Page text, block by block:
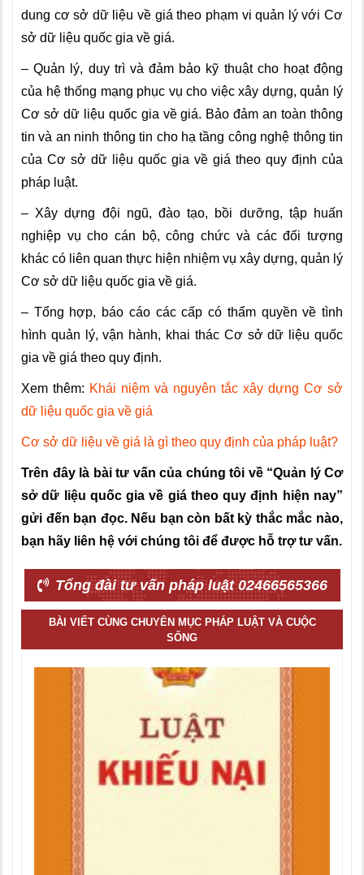
dung cơ sở dữ liệu về giá theo phạm vi quản lý với Cơ
sở dữ liệu quốc gia về giá.
–Quản lý, duy trì và đảm bảo kỹ thuật cho hoạt động
của hệ thống mạng phục vụ cho việc xây dựng, quản lý
Cơ sở dữ liệu quốc gia về giá. Bảo đảm an toàn thông
tin và an ninh thông tin cho hạ tầng công nghệ thông tin
của Cơ sở dữ liệu quốc gia về giá theo quy định của
pháp luật.
– Xây dựng đội ngũ, đào tạo, bồi dưỡng, tập huấn
nghiệp vụ cho cán bộ, công chức và các đối tượng
khác có liên quan thực hiện nhiệm vụ xây dựng, quản lý
Cơ sở dữ liệu quốc gia về giá.
– Tổng hợp, báo cáo các cấp có thẩm quyền về tình
hình quản lý, vận hành, khai thác Cơ sở dữ liệu quốc
gia về giá theo quy định.
Xem thêm: Khái niệm và nguyên tắc xây dựng Cơ sở
dữ liệu quốc gia về giá
Cơ sở dữ liệu về giá là gì theo quy định của pháp luật?
Trên đây là bài tư vấn của chúng tôi về “Quản lý Cơ
sở dữ liệu quốc gia về giá theo quy định hiện nay”
gửi đến bạn đọc. Nếu bạn còn bất kỳ thắc mắc nào,
bạn hãy liên hệ với chúng tôi để được hỗ trợ tư vấn.
Tổng đài tư vấn pháp luật 02466565366
BÀI VIẾT CÙNG CHUYÊN MỤC PHÁP LUẬT VÀ CUỘC
SỐNG